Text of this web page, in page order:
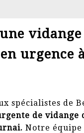
vidange
urgence
spécialistes de
de vidange
Notre équipe